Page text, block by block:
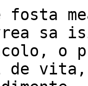
sa
o
de vita,